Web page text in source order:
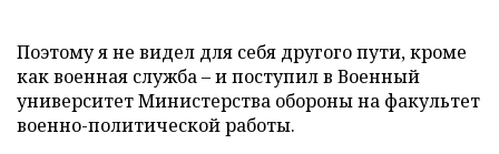
Поэтому я не видел для себя другого пути, кроме
как военная служба – и поступил в Военный
университет Министерства обороны на факультет
военно-политической работы.